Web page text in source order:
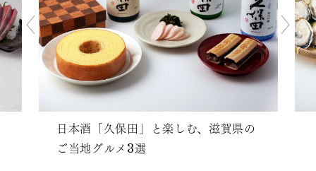
日本酒「久保田」と楽しむ、滋賀県の
ご当地グルメ3選